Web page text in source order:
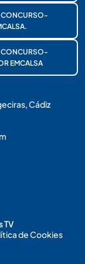
CONCURSO-
CONCURSO-
EMCALSA
Cádiz
TV
de Cookies